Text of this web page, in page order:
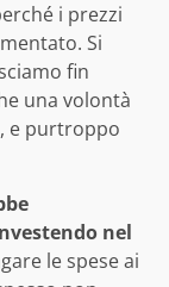
i prezzi
Si
fin
una volontà
e purtroppo
nel
le spese ai